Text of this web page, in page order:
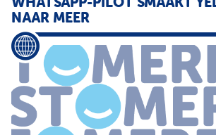
WHATSAPP-PILOT SMAAKT
NAAR MEER